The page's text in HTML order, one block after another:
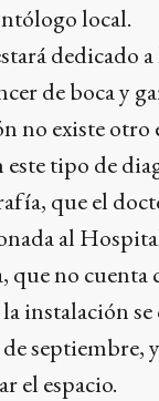
local.
dedicado
de boca y
no existe otro
este tipo de
que el
al
que no cuenta
instalación
septiembre,
el espacio.